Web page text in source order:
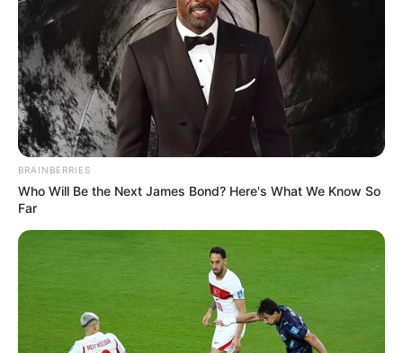
BRAINBERRIES
Who Will Be the Next James Bond? Here's What We Know So
Far